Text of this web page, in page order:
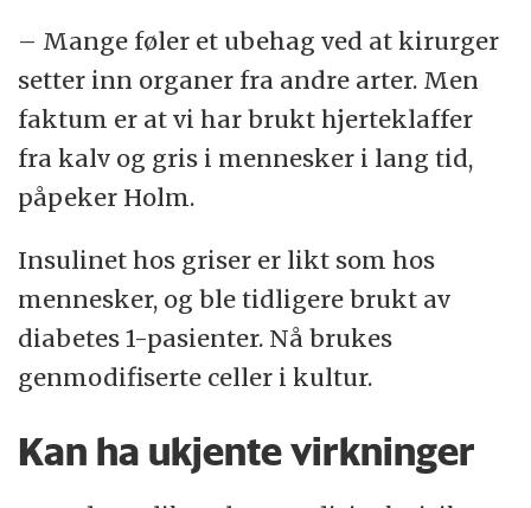
(Kilde:Wikipedia)
– Mange føler et ubehag ved at kirurger
setter inn organer fra andre arter. Men
faktum er at vi har brukt hjerteklaffer
fra kalv og gris i mennesker i lang tid,
påpeker Holm.
Insulinet hos griser er likt som hos
mennesker, og ble tidligere brukt av
diabetes 1-pasienter. Nå brukes
genmodifiserte celler i kultur.
Kan ha ukjente virkninger